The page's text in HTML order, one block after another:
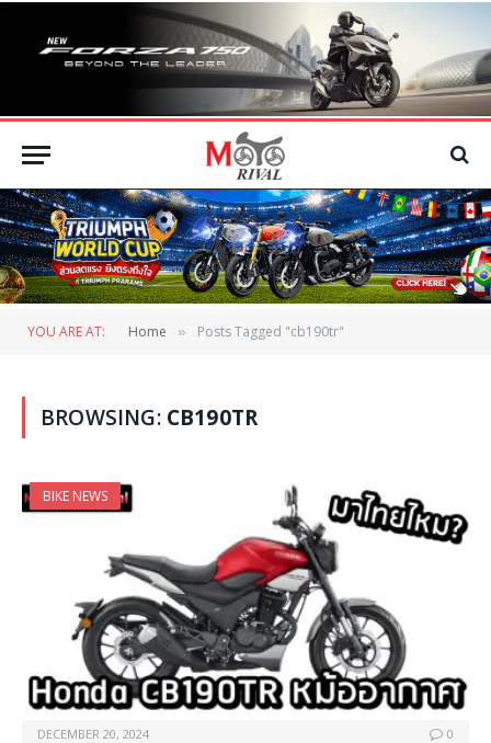
YOU ARE AT: Home » Posts Tagged "cb190tr"
BROWSING: CB190TR
BIKE NEWS
DECEMBER 20, 2024 0